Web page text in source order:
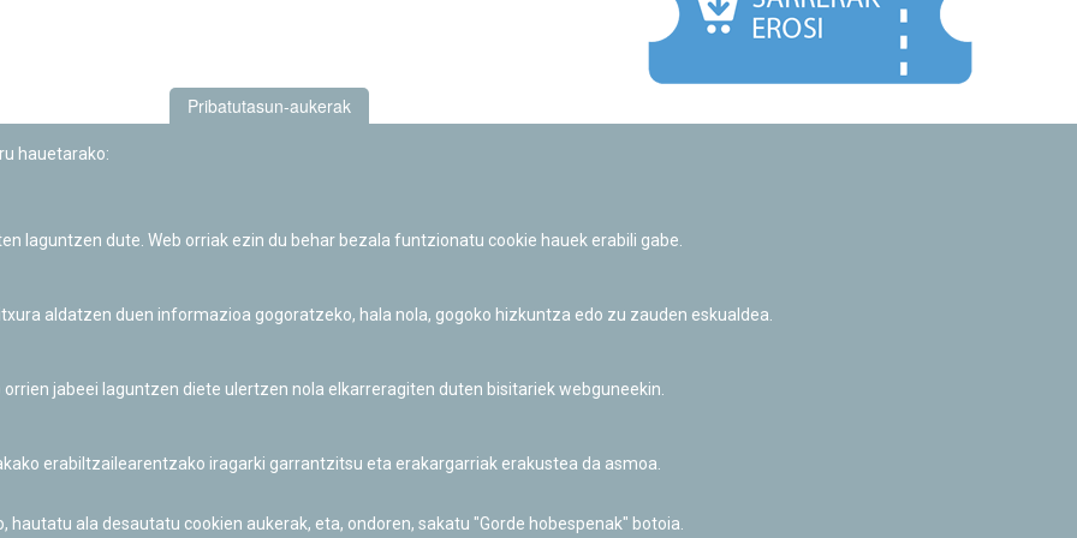
Informazio publikoa eskatzeko baimena
Pribatutasun-aukerak
hauetarako:
laguntzen dute. Web orriak ezin du behar bezala funtzionatu cookie hauek erabili gabe.
aldatzen duen informazioa gogoratzeko, hala nola, gogoko hizkuntza edo zu zauden eskualdea.
jabeei laguntzen diete ulertzen nola elkarreragiten duten bisitariek webguneekin.
erabiltzailearentzako iragarki garrantzitsu eta erakargarriak erakustea da asmoa.
ala desautatu cookien aukerak, eta, ondoren, sakatu "Gorde hobespenak" botoia.